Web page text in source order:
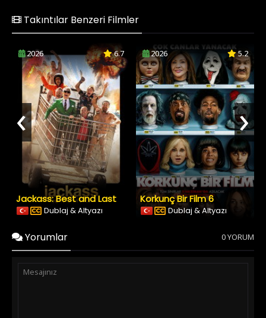
Takıntılar Benzeri Filmler
2026 6.7
Jackass: Best and Last
Dublaj & Altyazı
2026 5.2
Korkunç Bir Film 6
Dublaj & Altyazı
‹ ›
Yorumlar 0 YORUM